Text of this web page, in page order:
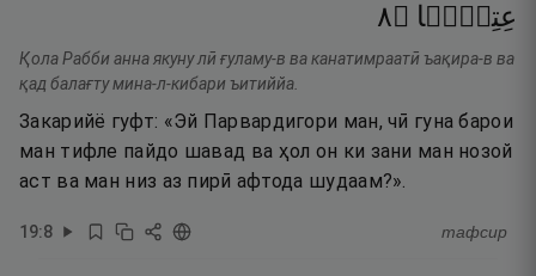
عِتِيًّۭا ۝٨
Қола Рабби анна якуну лӣ ғуламу-в ва канатимраатӣ ъақира-в ва
қад балағту мина-л-кибари ъитиййа.
Закарийё гуфт: «Эй Парвардигори ман, чӣ гуна барои
ман тифле пайдо шавад ва ҳол он ки зани ман нозой
аст ва ман низ аз пирӣ афтода шудаам?».
19:8 тафсир